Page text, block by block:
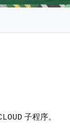
子程序。